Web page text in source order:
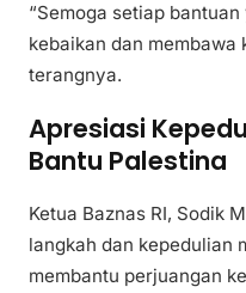
“Semoga setiap
kebaikan dan membawa
terangnya.
Apresiasi
Bantu Palestina
Ketua Baznas RI, Sodik
langkah dan kepedulian
membantu perjuangan